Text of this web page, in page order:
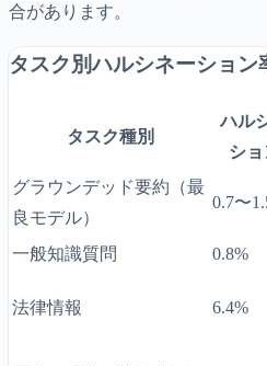
合があります。
タスク別ハルシネーション
タスク種別
ハル
シ
グラウンデッド要約（最
良モデル）
0.7〜
一般知識質問 0.8%
法律情報 6.4%